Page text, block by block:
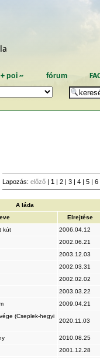
+ poi~ fórum
Lapozás: előző | 1 | 2 | 3 | 4 | 5 | 6
A láda
Elrejtése
kút
2006.04.12
2002.06.21
2003.12.03
2002.03.31
2002.02.02
2003.03.22
2009.04.21
(Cseplek-hegyi
2020.11.03
2010.08.25
2001.12.28